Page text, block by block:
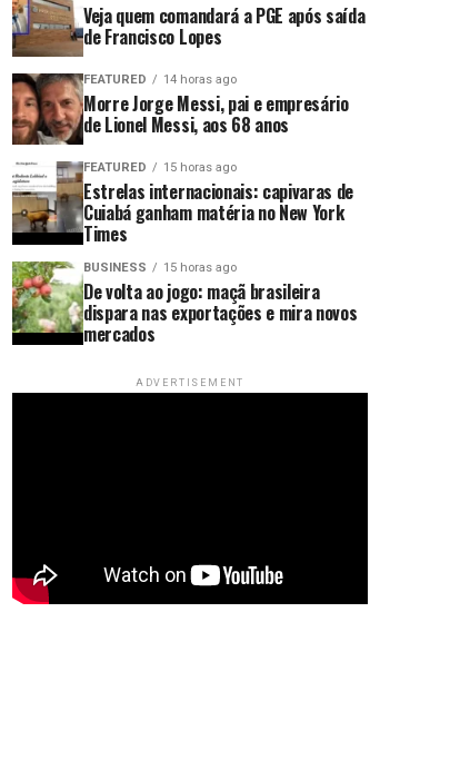
Veja quem comandará a PGE após saída
de Francisco Lopes
FEATURED 14 horas ago
Morre Jorge Messi, pai e empresário
de Lionel Messi, aos 68 anos
FEATURED 15 horas ago
Estrelas internacionais: capivaras de
Cuiabá ganham matéria no New York
Times
BUSINESS 15 horas ago
De volta ao jogo: maçã brasileira
dispara nas exportações e mira novos
mercados
ADVERTISEMENT